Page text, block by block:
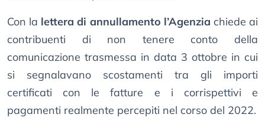
Con la lettera di annullamento l’Agenzia chiede ai
contribuenti di non tenere conto della
comunicazione trasmessa in data 3 ottobre in cui
si segnalavano scostamenti tra gli importi
certificati con le fatture e i corrispettivi e
pagamenti realmente percepiti nel corso del 2022.